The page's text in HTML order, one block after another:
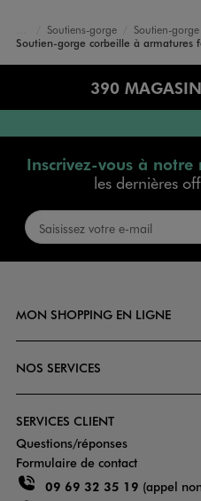
Accueil
Femme
Lingerie
Soutiens-gorge
Soutien-
Soutien-gorge corbeille à armatures
390
Inscrivez-vous à notre
les dernières
MON SHOPPING EN LIGNE
NOS SERVICES
SERVICES CLIENT
Questions/réponses
Formulaire de contact
09 69 32 35 19 (appel